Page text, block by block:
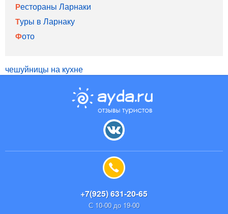
Рестораны Ларнаки
Туры в Ларнаку
Фото
чешуйницы на кухне
+7(925) 631-20-65
С 10-00 до 19-00